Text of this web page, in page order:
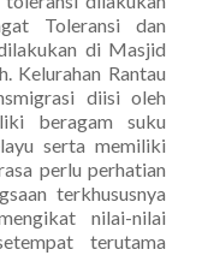
Toleransi dan
di Masjid
Kelurahan Rantau
diisi oleh
beragam suku
serta memiliki
perlu perhatian
terkhususnya
nilai-nilai
terutama